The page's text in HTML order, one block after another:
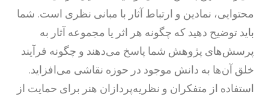
نمادین و ارتباط آثار با مبانی نظری است. شما
توضیح دهید که چگونه هر اثر یا مجموعه آثار به
پژوهش شما پاسخ می‌دهند و چگونه فرآیند
آن‌ها به دانش موجود در حوزه نقاشی می‌افزاید.
از متفکران و نظریه‌پردازان هنر برای حمایت از